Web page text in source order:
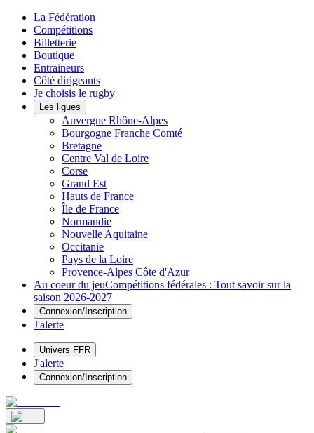
La Fédération
Compétitions
Billetterie
Boutique
Entraineurs
Côté dirigeants
Je choisis le rugby
Les ligues
Auvergne Rhône-Alpes
Bourgogne Franche Comté
Bretagne
Centre Val de Loire
Corse
Grand Est
Hauts de France
Île de France
Normandie
Nouvelle Aquitaine
Occitanie
Pays de la Loire
Provence-Alpes Côte d'Azur
Au coeur du jeuCompétitions fédérales : Tout savoir sur la
saison 2026-2027
Connexion/Inscription
J'alerte
Univers FFR
J'alerte
Connexion/Inscription